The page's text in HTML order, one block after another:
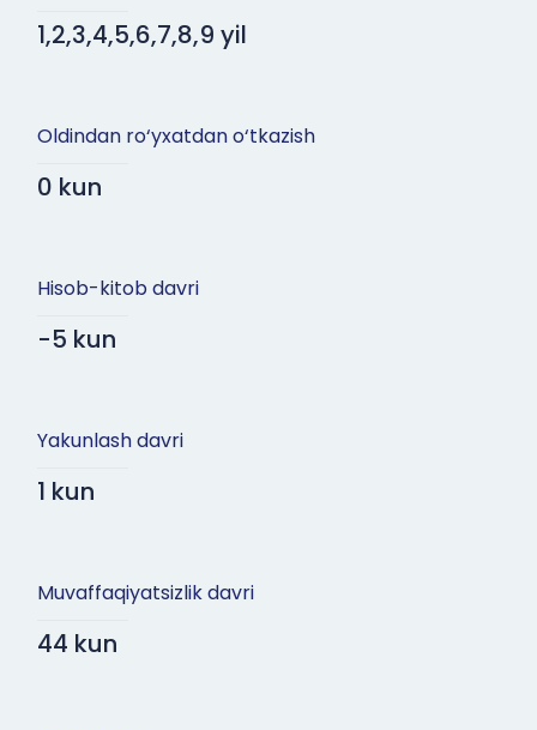
1,2,3,4,5,6,7,8,9 yil
Oldindan ro‘yxatdan o‘tkazish
0 kun
Hisob-kitob davri
-5 kun
Yakunlash davri
1 kun
Muvaffaqiyatsizlik davri
44 kun